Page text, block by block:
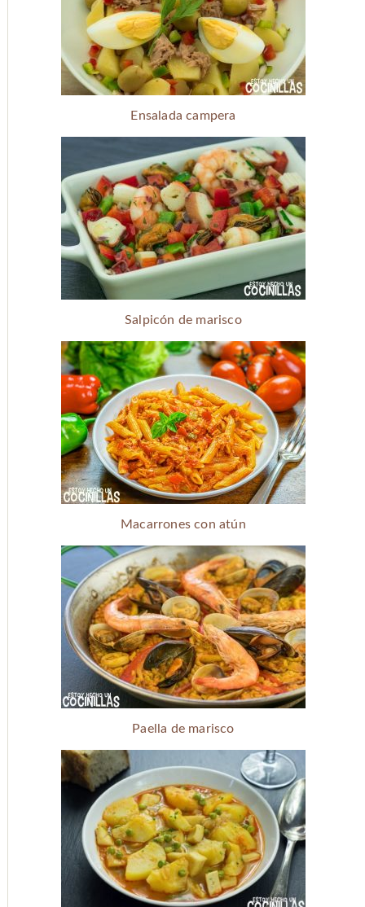
Ensalada campera
Salpicón de marisco
Macarrones con atún
Paella de marisco